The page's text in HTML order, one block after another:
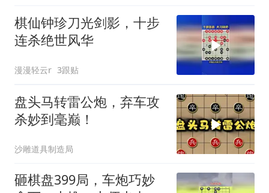
棋仙钟珍刀光剑影，十步
连杀绝世风华
漫漫轻云r 3跟贴
盘头马转雷公炮，弃车攻
杀妙到毫巅！
沙雕道具制造局
砸棋盘399局，车炮巧妙